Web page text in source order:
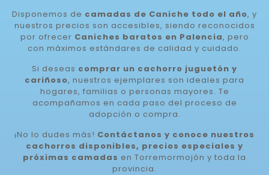
Disponemos de camadas de Caniche todo el año, y
nuestros precios son accesibles, siendo reconocidos
por ofrecer Caniches baratos en Palencia, pero
con máximos estándares de calidad y cuidado.
Si deseas comprar un cachorro juguetón y
cariñoso, nuestros ejemplares son ideales para
hogares, familias o personas mayores. Te
acompañamos en cada paso del proceso de
adopción o compra.
¡No lo dudes más! Contáctanos y conoce nuestros
cachorros disponibles, precios especiales y
próximas camadas en Torremormojón y toda la
provincia.